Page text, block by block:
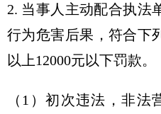
2. 当事人主动配合执法
行为危害后果，符合下
以上12000元以下罚款。
（1）初次违法，非